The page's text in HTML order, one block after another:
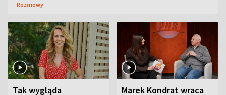
Rozmowy
Tak wygląda Marek Kondrat wraca